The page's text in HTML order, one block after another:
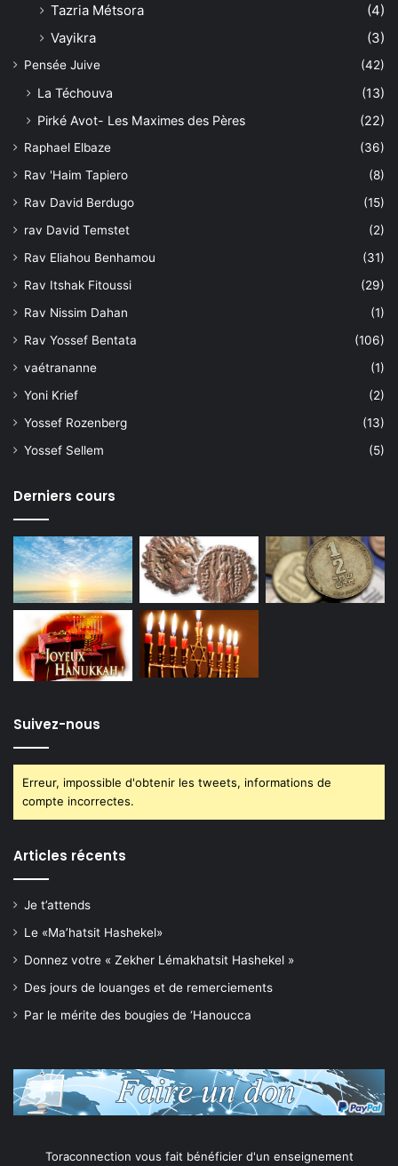
Tazria Métsora
(4)
Vayikra
(3)
Pensée Juive (42)
La Téchouva
(13)
Pirké Avot- Les Maximes des Pères
(22)
Raphael Elbaze
(36)
Rav 'Haim Tapiero
(8)
Rav David Berdugo
(15)
rav David Temstet
(2)
Rav Eliahou Benhamou
(31)
Rav Itshak Fitoussi
(29)
Rav Nissim Dahan
(1)
Rav Yossef Bentata
(106)
vaétrananne
(1)
Yoni Krief
(2)
Yossef Rozenberg
(13)
Yossef Sellem
(5)
Derniers cours
Suivez-nous
Erreur, impossible d'obtenir les tweets, informations de
compte incorrectes.
Articles récents
Je t’attends
Le «Ma’hatsit Hashekel»
Donnez votre « Zekher Lémakhatsit Hashekel »
Des jours de louanges et de remerciements
Par le mérite des bougies de ‘Hanoucca
Toraconnection vous fait bénéficier d'un enseignement